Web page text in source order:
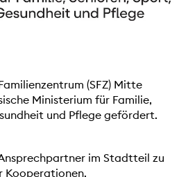
(SFZ) Mitte
Ministerium für Familie,
und Pflege gefördert.
im Stadtteil zu
Kooperationen.